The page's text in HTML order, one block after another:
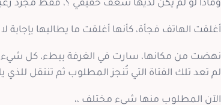
وماذا لو لم يكن لديها شغف حقيقي ؟، فقط مجرد
أغلقت الهاتف فجأة، كأنها أغلقت ما يطالبها بإجابة
نهضت من مكانها، سارت في الغرفة ببطء، كل شيء
لم تعد تلك الفتاة التي تُنجز المطلوب ثم تنتقل للذي
الآن المطلوب منها شيء مختلف ،،